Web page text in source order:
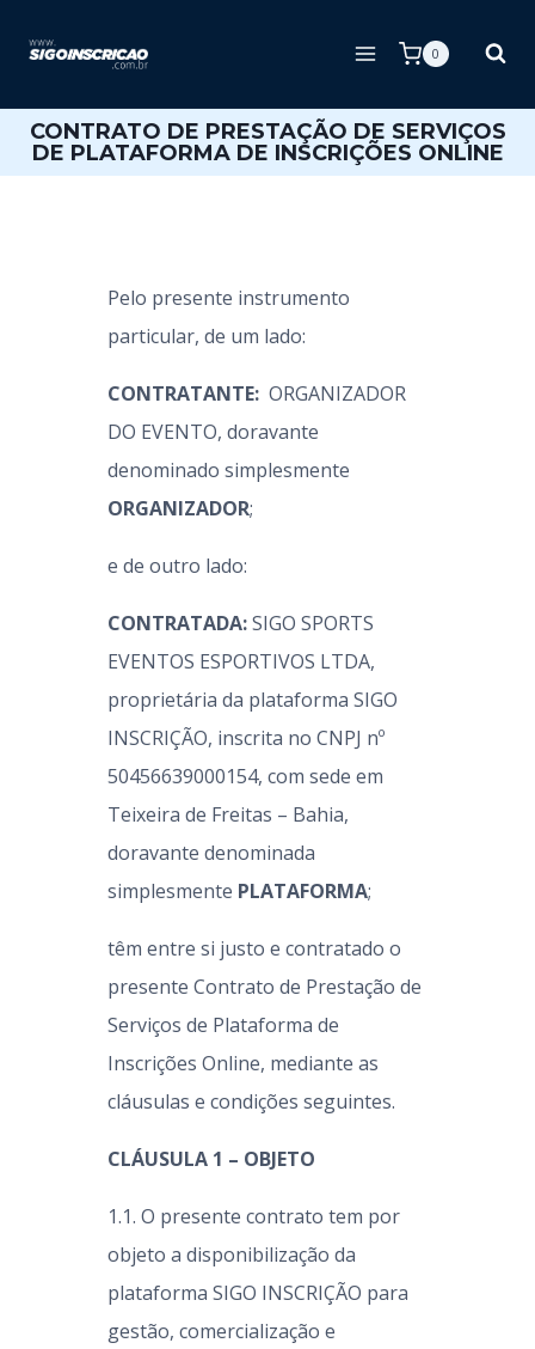
0
CONTRATO DE PRESTAÇÃO DE SERVIÇOS
DE PLATAFORMA DE INSCRIÇÕES ONLINE
Pelo presente instrumento
particular, de um lado:
CONTRATANTE: ORGANIZADOR
DO EVENTO, doravante
denominado simplesmente
ORGANIZADOR;
e de outro lado:
CONTRATADA:SIGO SPORTS
EVENTOS ESPORTIVOS LTDA,
proprietária da plataforma SIGO
INSCRIÇÃO, inscrita no CNPJ nº
50456639000154, com sede em
Teixeira de Freitas – Bahia,
doravante denominada
simplesmente PLATAFORMA;
têm entre si justo e contratado o
presente Contrato de Prestação de
Serviços de Plataforma de
Inscrições Online, mediante as
cláusulas e condições seguintes.
CLÁUSULA 1 – OBJETO
1.1. O presente contrato tem por
objeto a disponibilização da
plataforma SIGO INSCRIÇÃO para
gestão, comercialização e